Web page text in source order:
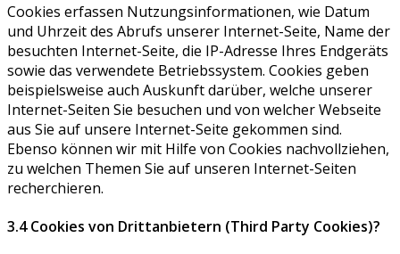
Cookies erfassen Nutzungsinformationen, wie Datum
und Uhrzeit des Abrufs unserer Internet-Seite, Name der
besuchten Internet-Seite, die IP-Adresse Ihres Endgeräts
sowie das verwendete Betriebssystem. Cookies geben
beispielsweise auch Auskunft darüber, welche unserer
Internet-Seiten Sie besuchen und von welcher Webseite
aus Sie auf unsere Internet-Seite gekommen sind.
Ebenso können wir mit Hilfe von Cookies nachvollziehen,
zu welchen Themen Sie auf unseren Internet-Seiten
recherchieren.
3.4 Cookies von Drittanbietern (Third Party Cookies)?